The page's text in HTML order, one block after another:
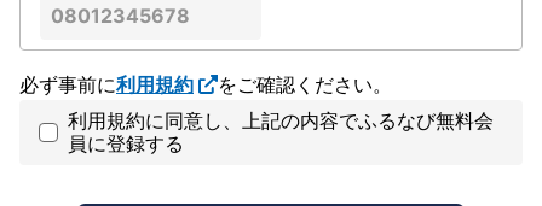
必ず事前に利用規約
をご確認ください。
利用規約に同意し、上記の内容でふるなび無料会
員に登録する